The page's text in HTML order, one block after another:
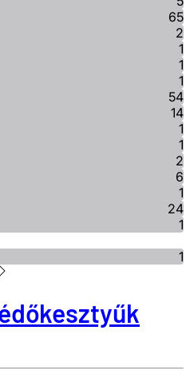
65
2
1
1
1
54
14
1
1
2
6
1
24
1
1